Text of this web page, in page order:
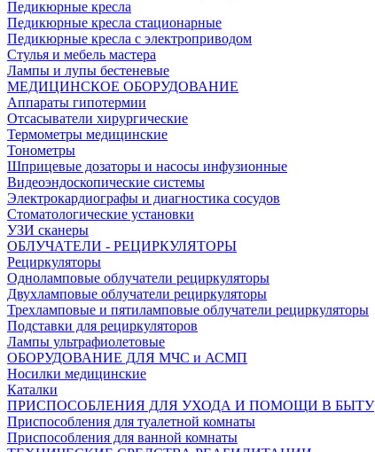
Педикюрные кресла
Педикюрные кресла стационарные
Педикюрные кресла с электроприводом
Стулья и мебель мастера
Лампы и лупы бестеневые
МЕДИЦИНСКОЕ ОБОРУДОВАНИЕ
Аппараты гипотермии
Отсасыватели хирургические
Термометры медицинские
Тонометры
Шприцевые дозаторы и насосы инфузионные
Видеоэндоскопические системы
Электрокардиографы и диагностика сосудов
Стоматологические установки
УЗИ сканеры
ОБЛУЧАТЕЛИ - РЕЦИРКУЛЯТОРЫ
Рециркуляторы
Одноламповые облучатели рециркуляторы
Двухламповые облучатели рециркуляторы
Трехламповые и пятиламповые облучатели рециркуляторы
Подставки для рециркуляторов
Лампы ультрафиолетовые
ОБОРУДОВАНИЕ ДЛЯ МЧС и АСМП
Носилки медицинские
Каталки
ПРИСПОСОБЛЕНИЯ ДЛЯ УХОДА И ПОМОЩИ В БЫТУ
Приспособления для туалетной комнаты
Приспособления для ванной комнаты